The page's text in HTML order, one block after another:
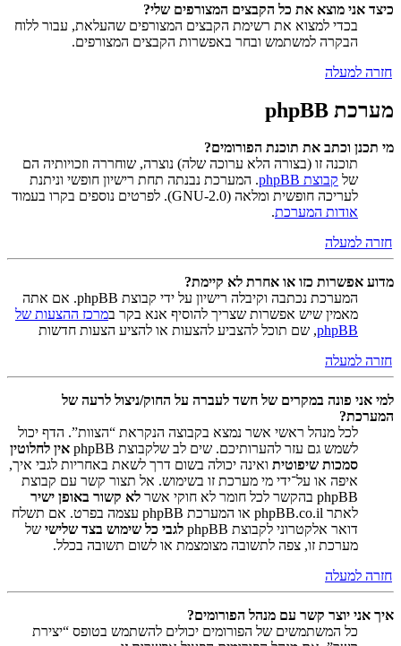
כיצד אני מוצא את כל הקבצים המצורפים שלי?
בכדי למצוא את רשימת הקבצים המצורפים שהעלאת, עבור ללוח
הבקרה למשתמש ובחר באפשרות הקבצים המצורפים.
חזרה למעלה
מערכת phpBB
מי תכנן וכתב את תוכנת הפורומים?
תוכנה זו (בצורה הלא ערוכה שלה) נוצרה, שוחררה וזכויותיה הם
של קבוצת phpBB
. המערכת נבנתה תחת רישיון חופשי וניתנת
לעריכה חופשית ומלאה (GNU-2.0). לפרטים נוספים בקרו בעמוד
אודות המערכת.
חזרה למעלה
מדוע אפשרות כזו או אחרת לא קיימת?
המערכת נכתבה וקיבלה רישיון על ידי קבוצת phpBB. אם אתה
מאמין שיש אפשרות שצריך להוסיף אנא בקר במרכז ההצעות של
phpBB, שם תוכל להצביע להצעות או להציע הצעות חדשות
חזרה למעלה
למי אני פונה במקרים של חשד לעברה על החוק/ניצול לרעה של
המערכת?
לכל מנהל ראשי אשר נמצא בקבוצה הנקראת “הצוות”. הדף יכול
לשמש גם עזר להערותיכם. שים לב שלקבוצת phpBB
אין לחלוטין
סמכות שיפוטית ואינה יכולה בשום דרך לשאת באחריות לגבי איך,
איפה או על־ידי מי מערכת זו בשימוש. אל תצור קשר עם קבוצת
phpBB בהקשר לכל חומר לא חוקי אשר
לא קשור באופן ישיר
לאתר phpBB.co.il או המערכת phpBB עצמה בפרט. אם תשלח
דואר אלקטרוני לקבוצת phpBB
לגבי כל שימוש בצד שלישי של
מערכת זו, צפה לתשובה מצומצמת או לשום תשובה בכלל.
חזרה למעלה
איך אני יוצר קשר עם מנהל הפורומים?
כל המשתמשים של הפורומים יכולים להשתמש בטופס “יצירת